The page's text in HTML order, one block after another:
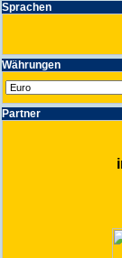
Spra­chen
Wäh­run­gen
Partner